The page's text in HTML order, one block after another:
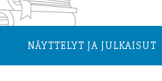
NÄYTTELYT JA JULKAISUT